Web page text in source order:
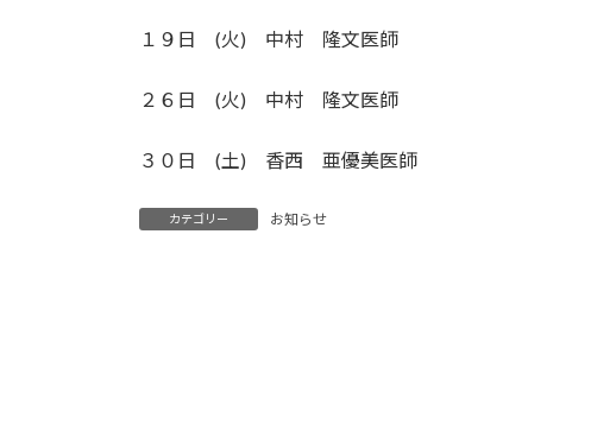
１９日 (火) 中村 隆文医師
２６日 (火) 中村 隆文医師
３０日 (土) 香西 亜優美医師
カテゴリー お知らせ